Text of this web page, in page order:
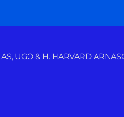
UGO & H. HARVARD